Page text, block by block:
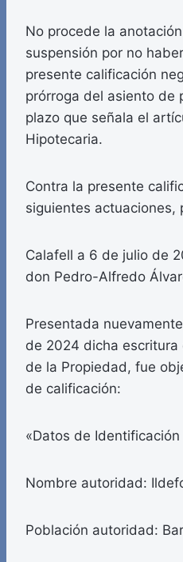
No procede la
suspensión por no
presente calificación
prórroga del asiento de
plazo que señala el
Hipotecaria.
Contra la presente
siguientes
Calafell a 6 de julio de
don Pedro-Alfredo
Presentada
de 2024 dicha
de la Propiedad, fue
de calificación:
«Datos de
Nombre autoridad:
Población autoridad: